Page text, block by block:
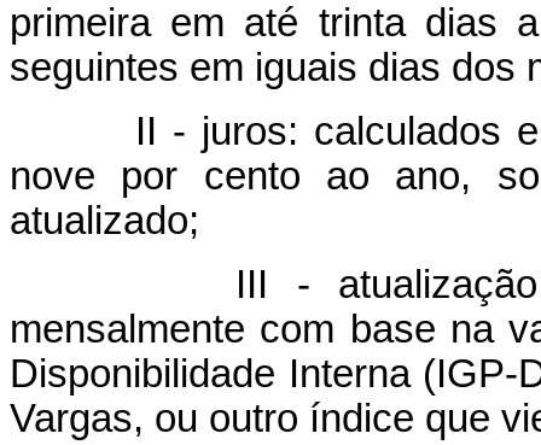
primeira em até trinta dias
seguintes em iguais dias dos
II - juros: calculados
nove por cento ao ano,
atualizado;
III -
mensalmente com base na
Disponibilidade Interna
Vargas, ou outro índice que